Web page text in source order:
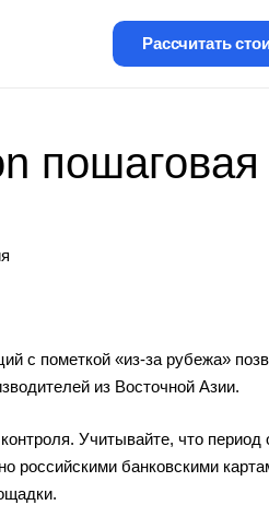
Рассчитать
пошаговая
с пометкой «из-за рубежа»
из Восточной Азии.
Учитывайте, что период
российскими банковскими